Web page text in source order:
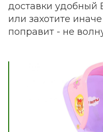
доставки удобный
или захотите
поправит - не